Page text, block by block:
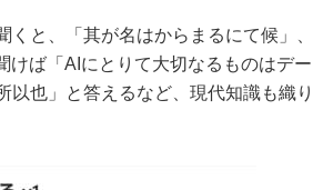
と、「其が名はからまるにて候」、
けば「AIにとりて大切なるものはデー
以也」と答えるなど、現代知識も織り